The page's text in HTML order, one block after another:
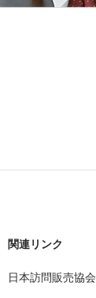
関連リンク
日本訪問販売協会